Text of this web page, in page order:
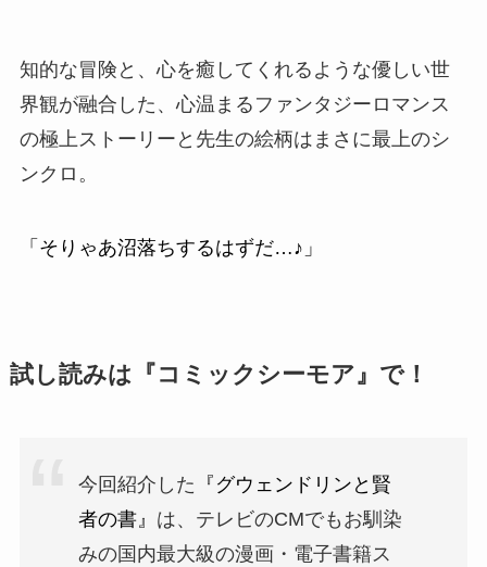
知的な冒険と、心を癒してくれるような優しい世
界観が融合した、心温まるファンタジーロマンス
の極上ストーリーと先生の絵柄はまさに最上のシ
ンクロ 。
「そりゃあ沼落ちするはずだ…♪」
試し読みは『コミックシーモア』で！
今回紹介した 『グウェンドリンと賢
者の書』 は、テレビのCMでもお馴染
みの国内最大級の漫画・電子書籍ス